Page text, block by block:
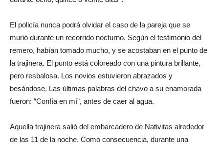
El policía nunca podrá olvidar el caso de la pareja que se
murió durante un recorrido nocturno. Según el testimonio del
remero, habían tomado mucho, y se acostaban en el punto de
la trajinera. El punto está coloreado con una pintura brillante,
pero resbalosa. Los novios estuvieron abrazados y
besándose. Las últimas palabras del chavo a su enamorada
fueron: “Confía en mí”, antes de caer al agua.
Aquella trajinera salió del embarcadero de Nativitas alrededor
de las 11 de la noche. Como consecuencia, durante una